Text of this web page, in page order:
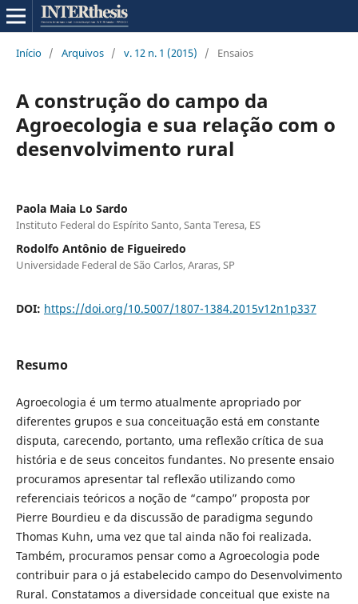
Início / Arquivos / v. 12 n. 1 (2015) / Ensaios
A construção do campo da
Agroecologia e sua relação com o
desenvolvimento rural
Paola Maia Lo Sardo
Instituto Federal do Espírito Santo, Santa Teresa, ES
Rodolfo Antônio de Figueiredo
Universidade Federal de São Carlos, Araras, SP
DOI: https://doi.org/10.5007/1807-1384.2015v12n1p337
Resumo
Agroecologia é um termo atualmente apropriado por
diferentes grupos e sua conceituação está em constante
disputa, carecendo, portanto, uma reflexão crítica de sua
história e de seus conceitos fundantes. No presente ensaio
procuramos apresentar tal reflexão utilizando como
referenciais teóricos a noção de “campo” proposta por
Pierre Bourdieu e da discussão de paradigma segundo
Thomas Kuhn, uma vez que tal ainda não foi realizada.
Também, procuramos pensar como a Agroecologia pode
contribuir para o já estabelecido campo do Desenvolvimento
Rural. Constatamos a diversidade conceitual que existe na